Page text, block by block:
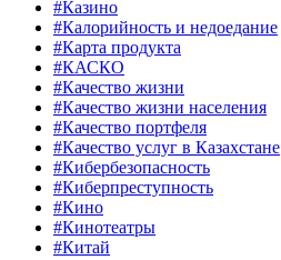
#Казино
#Калорийность и недоедание
#Карта продукта
#КАСКО
#Качество жизни
#Качество жизни населения
#Качество портфеля
#Качество услуг в Казахстане
#Кибербезопасность
#Киберпреступность
#Кино
#Кинотеатры
#Китай